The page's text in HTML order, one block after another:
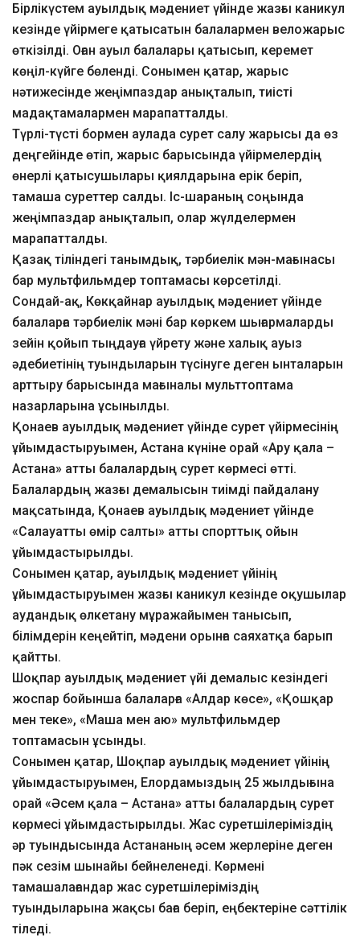
Бірлікүстем ауылдық мәдениет үйінде жазғы каникул
кезінде үйірмеге қатысатын балалармен веложарыс
өткізілді. Оған ауыл балалары қатысып, керемет
көңіл-күйге бөленді. Сонымен қатар, жарыс
нәтижесінде жеңімпаздар анықталып, тиісті
мадақтамалармен марапатталды.
Түрлі-түсті бормен аулада сурет салу жарысы да өз
деңгейінде өтіп, жарыс барысында үйірмелердің
өнерлі қатысушылары қиялдарына ерік беріп,
тамаша суреттер салды. Іс-шараның соңында
жеңімпаздар анықталып, олар жүлделермен
марапатталды.
Қазақ тіліндегі танымдық, тәрбиелік мән-мағынасы
бар мультфильмдер топтамасы көрсетілді.
Сондай-ақ, Көкқайнар ауылдық мәдениет үйінде
балаларға тәрбиелік мәні бар көркем шығармаларды
зейін қойып тыңдауға үйрету және халық ауыз
әдебиетінің туындыларын түсінуге деген ынталарын
арттыру барысында мағыналы мульттоптама
назарларына ұсынылды.
Қонаев ауылдық мәдениет үйінде сурет үйірмесінің
ұйымдастыруымен, Астана күніне орай «Ару қала –
Астана» атты балалардың сурет көрмесі өтті.
Балалардың жазғы демалысын тиімді пайдалану
мақсатында, Қонаев ауылдық мәдениет үйінде
«Салауатты өмір салты» атты спорттық ойын
ұйымдастырылды.
Сонымен қатар, ауылдық мәдениет үйінің
ұйымдастыруымен жазғы каникул кезінде оқушылар
аудандық өлкетану мұражайымен танысып,
білімдерін кеңейтіп, мәдени орынға саяхатқа барып
қайтты.
Шоқпар ауылдық мәдениет үйі демалыс кезіндегі
жоспар бойынша балаларға «Алдар көсе», «Қошқар
мен теке», «Маша мен аю» мультфильмдер
топтамасын ұсынды.
Сонымен қатар, Шоқпар ауылдық мәдениет үйінің
ұйымдастыруымен, Елордамыздың 25 жылдығына
орай «Әсем қала – Астана» атты балалардың сурет
көрмесі ұйымдастырылды. Жас суретшілеріміздің
әр туындысында Астананың әсем жерлеріне деген
пәк сезім шынайы бейнеленеді. Көрмені
тамашалағандар жас суретшілеріміздің
туындыларына жақсы баға беріп, еңбектеріне сәттілік
тіледі.